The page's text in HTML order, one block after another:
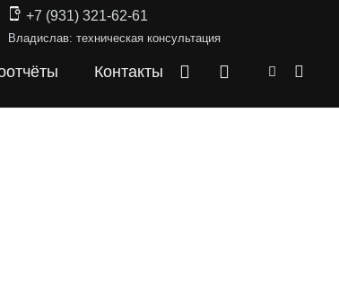
+7 (931) 321-62-61
Владислав: техническая консультация
Контакты